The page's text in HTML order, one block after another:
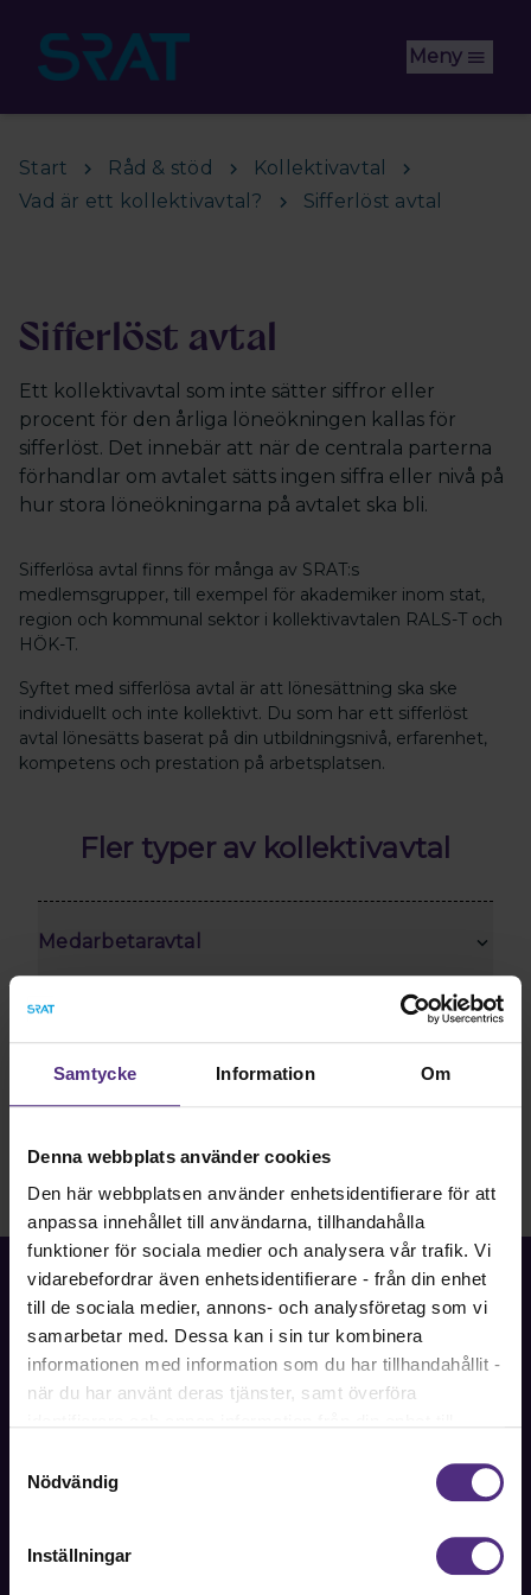
Samtycke Information Om
Denna webbplats använder cookies
Den här webbplatsen använder enhetsidentifierare för att
anpassa innehållet till användarna, tillhandahålla
funktioner för sociala medier och analysera vår trafik. Vi
vidarebefordrar även enhetsidentifierare - från din enhet
till de sociala medier, annons- och analysföretag som vi
samarbetar med. Dessa kan i sin tur kombinera
informationen med information som du har tillhandahållit -
när du har använt deras tjänster, samt överföra
Dock har vi lagt in anonymisering av IP-adress i
förhållande till Google Analytics. Du godkänner våra
cookies vid fortsatt användande av vår webbplats.
Nödvändig
Inställningar
Meny
Start Råd & stöd
Kollektivavtal
Vad är ett kollektivavtal?
Sifferlöst avtal
Sifferlöst avtal
Ett kollektivavtal som inte sätter siffror eller
procent för den årliga löneökningen kallas för
sifferlöst. Det innebär att när de centrala parterna
förhandlar om avtalet sätts ingen siffra eller nivå på
hur stora löneökningarna på avtalet ska bli.
Sifferlösa avtal finns för många av SRAT:s
medlemsgrupper, till exempel för akademiker inom stat,
region och kommunal sektor i kollektivavtalen RALS-T och
HÖK-T.
Syftet med sifferlösa avtal är att lönesättning ska ske
individuellt och inte kollektivt. Du som har ett sifferlöst
avtal lönesätts baserat på din utbildningsnivå, erfarenhet,
kompetens och prestation på arbetsplatsen.
Fler typer av kollektivavtal
Medarbetaravtal
Fackförbundet för akademiker i samhällsbärande
professioner.
Kontakt